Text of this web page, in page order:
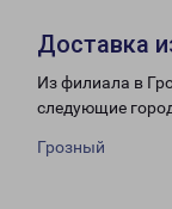
Доставка
Из филиала в
следующие
Грозный